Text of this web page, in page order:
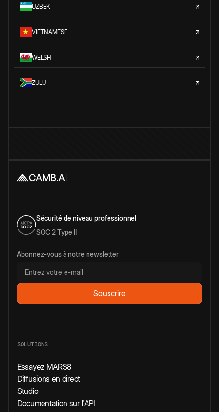
UZBEK
VIETNAMESE
WELSH
ZULU
Sécurité de niveau professionnel
SOC 2 Type II
Abonnez-vous à notre newsletter
SOLUTIONS
Essayez MARS8
Diffusions en direct
Studio
Documentation sur l'API